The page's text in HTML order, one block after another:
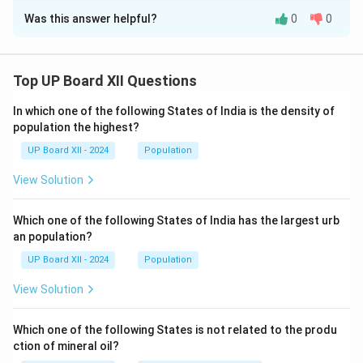
जल रूपी दर्पण में तमाल वृक्ष अपनी शोभा देख रहे हैं। उनका रूप जल में
Download Solution in PDF
Was this answer helpful? 0 0
Top UP Board XII Questions
In which one of the following States of India is the density of
population the highest?
UP Board XII - 2024 Population
View Solution
Which one of the following States of India has the largest urb
an population?
UP Board XII - 2024 Population
View Solution
Which one of the following States is not related to the produ
ction of mineral oil?